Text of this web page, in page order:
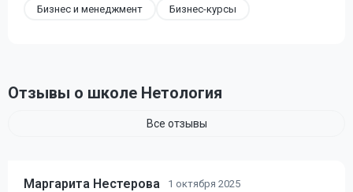
Бизнес и менеджмент Бизнес-курсы
Отзывы о школе Нетология
Все отзывы
Маргарита Нестерова 1 октября 2025